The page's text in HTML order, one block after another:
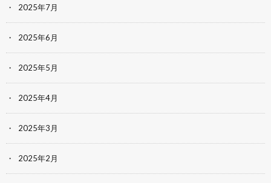
2025年7月
2025年6月
2025年5月
2025年4月
2025年3月
2025年2月